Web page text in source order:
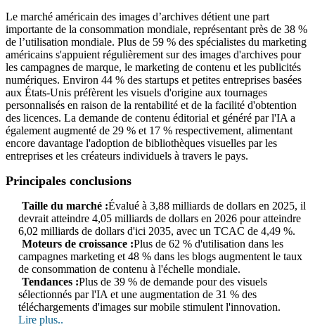
Le marché américain des images d’archives détient une part
importante de la consommation mondiale, représentant près de 38 %
de l’utilisation mondiale. Plus de 59 % des spécialistes du marketing
américains s'appuient régulièrement sur des images d'archives pour
les campagnes de marque, le marketing de contenu et les publicités
numériques. Environ 44 % des startups et petites entreprises basées
aux États-Unis préfèrent les visuels d'origine aux tournages
personnalisés en raison de la rentabilité et de la facilité d'obtention
des licences. La demande de contenu éditorial et généré par l'IA a
également augmenté de 29 % et 17 % respectivement, alimentant
encore davantage l'adoption de bibliothèques visuelles par les
entreprises et les créateurs individuels à travers le pays.
Principales conclusions
Taille du marché :Évalué à 3,88 milliards de dollars en 2025, il
devrait atteindre 4,05 milliards de dollars en 2026 pour atteindre
6,02 milliards de dollars d'ici 2035, avec un TCAC de 4,49 %.
Moteurs de croissance :Plus de 62 % d'utilisation dans les
campagnes marketing et 48 % dans les blogs augmentent le taux
de consommation de contenu à l'échelle mondiale.
Tendances :Plus de 39 % de demande pour des visuels
sélectionnés par l'IA et une augmentation de 31 % des
téléchargements d'images sur mobile stimulent l'innovation.
Lire plus..